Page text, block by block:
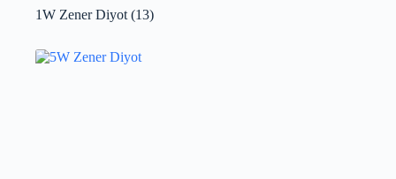
1W Zener Diyot(13)